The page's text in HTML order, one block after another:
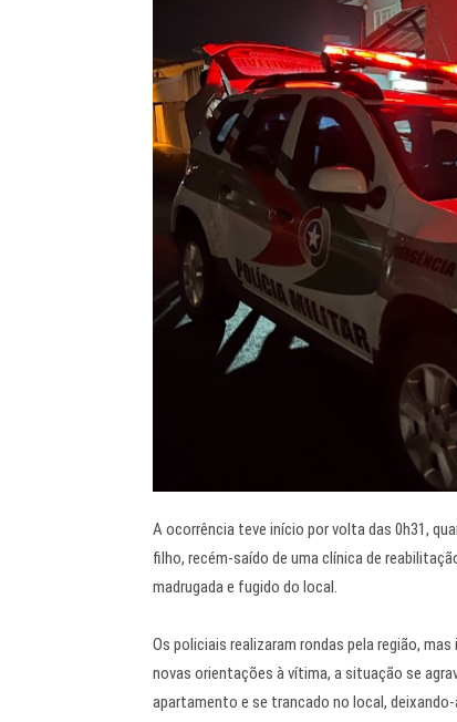
A ocorrência teve início por volta das 0h31,
filho, recém-saído de uma clínica de
madrugada e fugido do local.
Os policiais realizaram rondas pela região,
novas orientações à vítima, a situação se
apartamento e se trancado no local,